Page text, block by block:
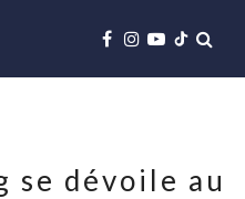
se dévoile au